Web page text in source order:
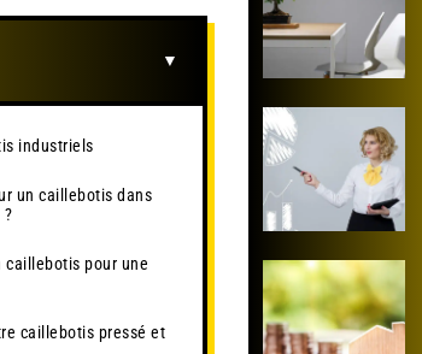
industriels
un caillebotis dans
?
caillebotis pour une
caillebotis pressé et